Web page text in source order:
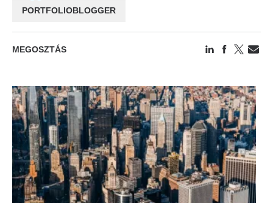
PORTFOLIOBLOGGER
MEGOSZTÁS